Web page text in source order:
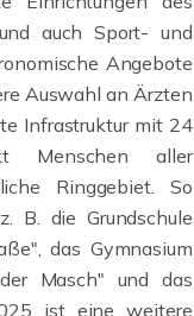
auch Sport- und
Angebote
Auswahl an Ärzten
Infrastruktur mit 24
Menschen aller
Ringgebiet. So
B. die Grundschule
das Gymnasium
Masch" und das
ist eine weitere